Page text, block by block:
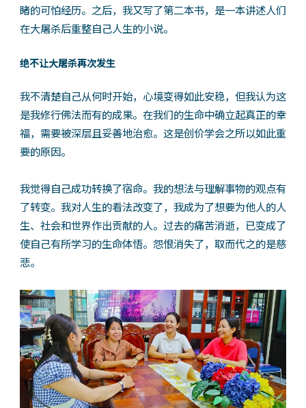
睹的可怕经历。之后，我又写了第二本书，是一本讲述人们
在大屠杀后重整自己人生的小说。
绝不让大屠杀再次发生
我不清楚自己从何时开始，心境变得如此安稳，但我认为这
是我修行佛法而有的成果。在我们的生命中确立起真正的幸
福，需要被深层且妥善地治愈。这是创价学会之所以如此重
要的原因。
我觉得自己成功转换了宿命。我的想法与理解事物的观点有
了转变。我对人生的看法改变了，我成为了想要为他人的人
生、社会和世界作出贡献的人。过去的痛苦消逝，已变成了
使自己有所学习的生命体悟。怨恨消失了，取而代之的是慈
悲。